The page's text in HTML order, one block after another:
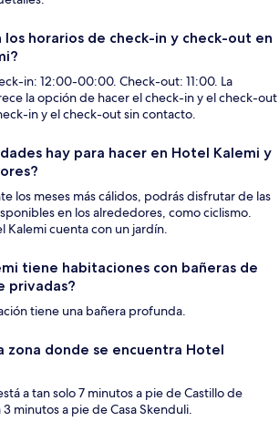
los horarios de check-in y check-out en
in: 12:00-00:00. Check-out: 11:00. La
la opción de hacer el check-in y el check-out
in y el check-out sin contacto.
hay para hacer en Hotel Kalemi y
los meses más cálidos, podrás disfrutar de las
en los alrededores, como ciclismo.
Kalemi cuenta con un jardín.
tiene habitaciones con bañeras de
privadas?
tiene una bañera profunda.
zona donde se encuentra Hotel
a tan solo 7 minutos a pie de Castillo de
3 minutos a pie de Casa Skenduli.